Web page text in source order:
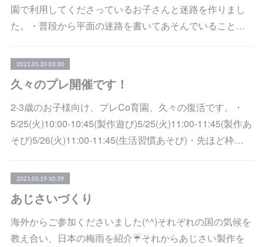
園で利用してくださっているお子さんと迷路を作りまし
た。・普段から平面の迷路を書いてあそんでいること…
2021.05.20 03:30
久々のプレ開催です！
2-3歳のお子様向け、プレCo育園、久々の復活です。・
5/25(火)10:00-10:45(製作遊び)5/25(火)11:00-11:45(製作あ
そび)5/26(火)11:00-11:45(生活習慣あそび)・先ほど枠…
2021.05.19 10:39
あじさいづくり
海外からご参加くださいました(^^)それぞれの国の気候を
教え合い、日本の梅雨を紹介☔️それからあじさい製作を